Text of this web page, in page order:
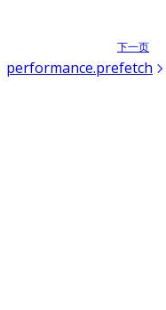
下一页
performance.prefetch